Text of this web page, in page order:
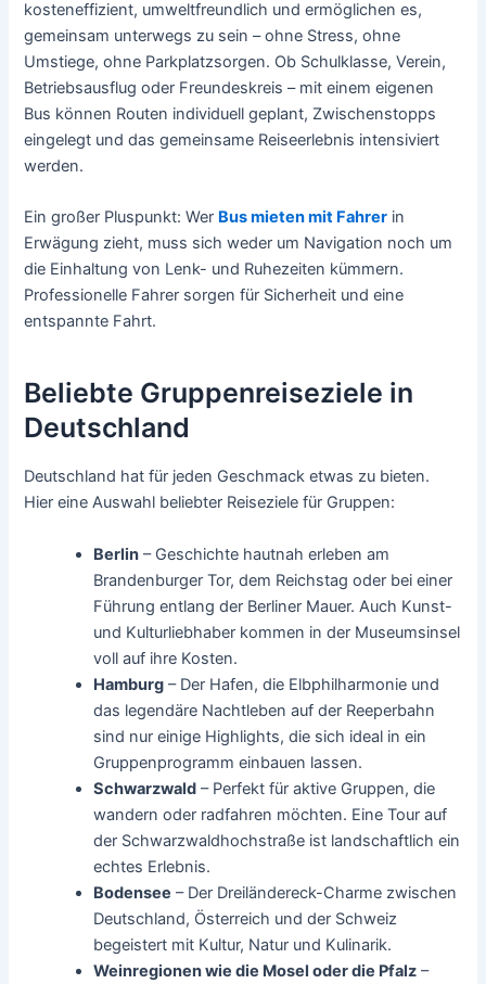
kosteneffizient, umweltfreundlich und ermöglichen es,
gemeinsam unterwegs zu sein – ohne Stress, ohne
Umstiege, ohne Parkplatzsorgen. Ob Schulklasse, Verein,
Betriebsausflug oder Freundeskreis – mit einem eigenen
Bus können Routen individuell geplant, Zwischenstopps
eingelegt und das gemeinsame Reiseerlebnis intensiviert
werden.
Ein großer Pluspunkt: Wer Bus mieten mit Fahrer in
Erwägung zieht, muss sich weder um Navigation noch um
die Einhaltung von Lenk- und Ruhezeiten kümmern.
Professionelle Fahrer sorgen für Sicherheit und eine
entspannte Fahrt.
Beliebte Gruppenreiseziele in
Deutschland
Deutschland hat für jeden Geschmack etwas zu bieten.
Hier eine Auswahl beliebter Reiseziele für Gruppen:
Berlin – Geschichte hautnah erleben am
Brandenburger Tor, dem Reichstag oder bei einer
Führung entlang der Berliner Mauer. Auch Kunst-
und Kulturliebhaber kommen in der Museumsinsel
voll auf ihre Kosten.
Hamburg – Der Hafen, die Elbphilharmonie und
das legendäre Nachtleben auf der Reeperbahn
sind nur einige Highlights, die sich ideal in ein
Gruppenprogramm einbauen lassen.
Schwarzwald – Perfekt für aktive Gruppen, die
wandern oder radfahren möchten. Eine Tour auf
der Schwarzwaldhochstraße ist landschaftlich ein
echtes Erlebnis.
Bodensee – Der Dreiländereck-Charme zwischen
Deutschland, Österreich und der Schweiz
begeistert mit Kultur, Natur und Kulinarik.
Weinregionen wie die Mosel oder die Pfalz –